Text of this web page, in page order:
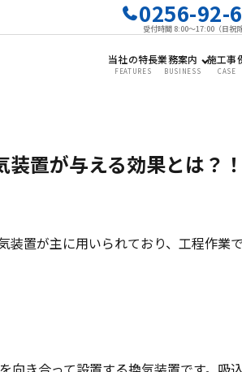
0256-92-
受付時間 8:00〜17:00（日祝除
当社の特長
FEATURES
業務案内
BUSINESS
施工事
CASE
置が与える効果とは？！
置が主に用いられており、工程作業